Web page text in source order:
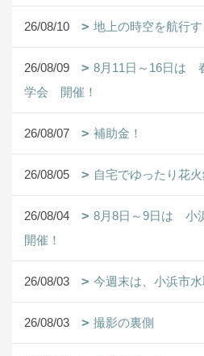
26/08/10 地上の時空を航行
26/08/09
8月11日～16日は
学会 開催！
26/08/07 補助金！
26/08/05 自宅でゆったり花
26/08/04
8月8日～9日は 小
開催！
26/08/03 今週末は、小浜市
26/08/03 撮影の裏側